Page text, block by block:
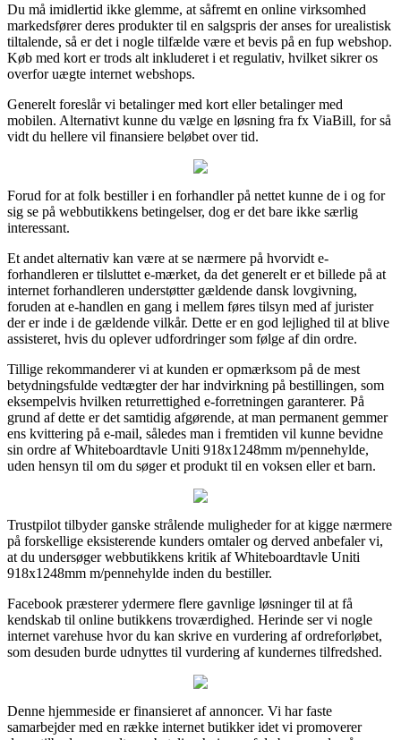
Du må imidlertid ikke glemme, at såfremt en online virksomhed
markedsfører deres produkter til en salgspris der anses for urealistisk
tiltalende, så er det i nogle tilfælde være et bevis på en fup webshop.
Køb med kort er trods alt inkluderet i et regulativ, hvilket sikrer os
overfor uægte internet webshops.
Generelt foreslår vi betalinger med kort eller betalinger med
mobilen. Alternativt kunne du vælge en løsning fra fx ViaBill, for så
vidt du hellere vil finansiere beløbet over tid.
Forud for at folk bestiller i en forhandler på nettet kunne de i og for
sig se på webbutikkens betingelser, dog er det bare ikke særlig
interessant.
Et andet alternativ kan være at se nærmere på hvorvidt e-
forhandleren er tilsluttet e-mærket, da det generelt er et billede på at
internet forhandleren understøtter gældende dansk lovgivning,
foruden at e-handlen en gang i mellem føres tilsyn med af jurister
der er inde i de gældende vilkår. Dette er en god lejlighed til at blive
assisteret, hvis du oplever udfordringer som følge af din ordre.
Tillige rekommanderer vi at kunden er opmærksom på de mest
betydningsfulde vedtægter der har indvirkning på bestillingen, som
eksempelvis hvilken returrettighed e-forretningen garanterer. På
grund af dette er det samtidig afgørende, at man permanent gemmer
ens kvittering på e-mail, således man i fremtiden vil kunne bevidne
sin ordre af Whiteboardtavle Uniti 918x1248mm m/pennehylde,
uden hensyn til om du søger et produkt til en voksen eller et barn.
Trustpilot tilbyder ganske strålende muligheder for at kigge nærmere
på forskellige eksisterende kunders omtaler og derved anbefaler vi,
at du undersøger webbutikkens kritik af Whiteboardtavle Uniti
918x1248mm m/pennehylde inden du bestiller.
Facebook præsterer ydermere flere gavnlige løsninger til at få
kendskab til online butikkens troværdighed. Herinde ser vi nogle
internet varehuse hvor du kan skrive en vurdering af ordreforløbet,
som desuden burde udnyttes til vurdering af kundernes tilfredshed.
Denne hjemmeside er finansieret af annoncer. Vi har faste
samarbejder med en række internet butikker idet vi promoverer